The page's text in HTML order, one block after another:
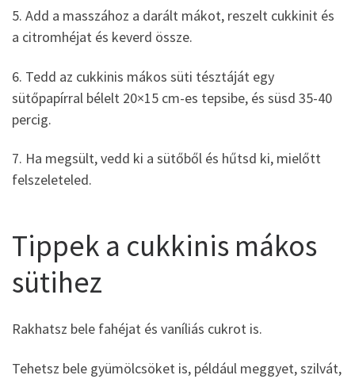
5. Add a masszához a darált mákot, reszelt cukkinit és
a citromhéjat és keverd össze.
6. Tedd az cukkinis mákos süti tésztáját egy
sütőpapírral bélelt 20×15 cm-es tepsibe, és süsd 35-40
percig.
7. Ha megsült, vedd ki a sütőből és hűtsd ki, mielőtt
felszeleteled.
Tippek a cukkinis mákos
sütihez
Rakhatsz bele fahéjat és vaníliás cukrot is.
Tehetsz bele gyümölcsöket is, például meggyet, szilvát,